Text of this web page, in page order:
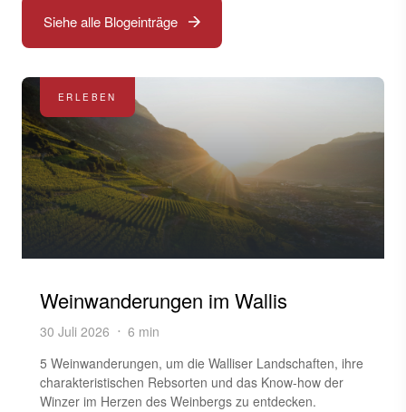
Siehe alle Blogeinträge
ERLEBEN
Weinwanderungen im Wallis
30 Juli 2026
6 min
5 Weinwanderungen, um die Walliser Landschaften, ihre
charakteristischen Rebsorten und das Know-how der
Winzer im Herzen des Weinbergs zu entdecken.